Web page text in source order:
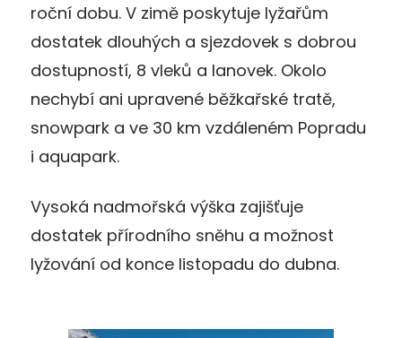
roční dobu. V zimě poskytuje lyžařům
dostatek dlouhých a sjezdovek s dobrou
dostupností, 8 vleků a lanovek. Okolo
nechybí ani upravené běžkařské tratě,
snowpark a ve 30 km vzdáleném Popradu
i aquapark.
Vysoká nadmořská výška zajišťuje
dostatek přírodního sněhu a možnost
lyžování od konce listopadu do dubna.